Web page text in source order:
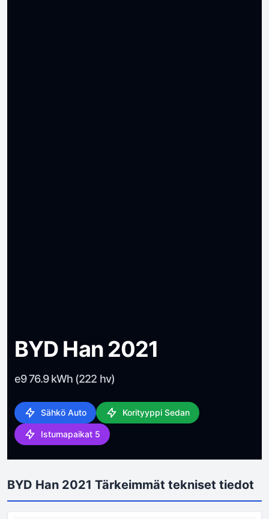
BYD Han 2021
e9 76.9 kWh (222 hv)
Sähkö Auto Korityyppi Sedan
Istumapaikat 5
BYD Han 2021 Tärkeimmät tekniset tiedot